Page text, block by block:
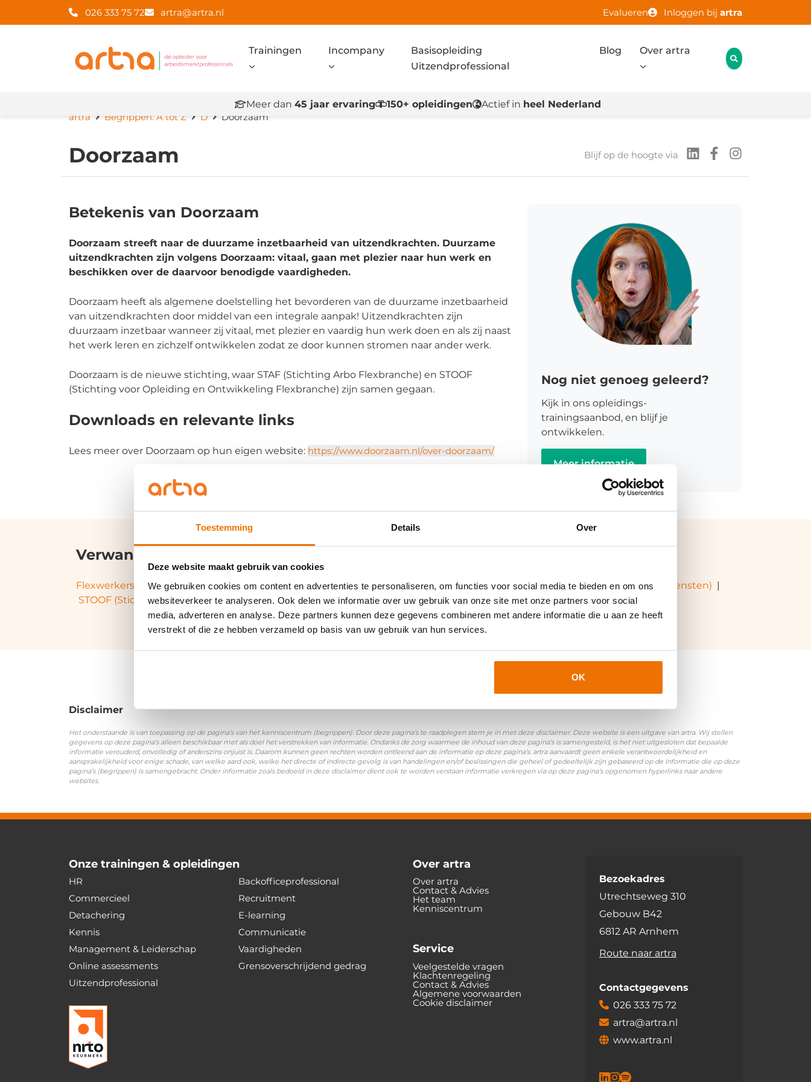
Toestemming Details Over
Deze website maakt gebruik van cookies
We gebruiken cookies om content en advertenties te personaliseren, om functies voor social media te bieden en om ons
websiteverkeer te analyseren. Ook delen we informatie over uw gebruik van onze site met onze partners voor social
media, adverteren en analyse. Deze partners kunnen deze gegevens combineren met andere informatie die u aan ze heeft
verstrekt of die ze hebben verzameld op basis van uw gebruik van hun services.
OK
026 333 75 72 artra@artra.nl Evalueren Inloggen bij artra
Trainingen Incompany
Basisopleiding
Uitzendprofessional
Blog Over artra
Meer dan 45 jaar ervaring 150+ opleidingen Actief in heel Nederland
artra
Begrippen: A tot Z D Doorzaam
Doorzaam Blijf op de hoogte via
Betekenis van Doorzaam
Doorzaam streeft naar de duurzame inzetbaarheid van uitzendkrachten. Duurzame
uitzendkrachten zijn volgens Doorzaam: vitaal, gaan met plezier naar hun werk en
beschikken over de daarvoor benodigde vaardigheden.
Doorzaam heeft als algemene doelstelling het bevorderen van de duurzame inzetbaarheid
van uitzendkrachten door middel van een integrale aanpak! Uitzendkrachten zijn
duurzaam inzetbaar wanneer zij vitaal, met plezier en vaardig hun werk doen en als zij naast
het werk leren en zichzelf ontwikkelen zodat ze door kunnen stromen naar ander werk.
Doorzaam is de nieuwe stichting, waar STAF (Stichting Arbo Flexbranche) en STOOF
(Stichting voor Opleiding en Ontwikkeling Flexbranche) zijn samen gegaan.
Downloads en relevante links
Lees meer over Doorzaam op hun eigen website: https://www.doorzaam.nl/over-doorzaam/
Nog niet genoeg geleerd?
Kijk in ons opleidings-
trainingsaanbod, en blijf je
ontwikkelen.
Meer informatie
Verwante termen en synoniemen:
Flexwerkers Langdurend zorgverlof|STAF (Stichting Arbo Flexbranche)| StiPP (Stichting Pensioenfonds voor Personeelsdiensten) |
STOOF (Stichting Opleiding en Ontwikkeling Flexbranche)
Disclaimer
Het onderstaande is van toepassing op de pagina’s van het kenniscentrum (begrippen). Door deze pagina’s te raadplegen stem je in met deze disclaimer. Deze website is een uitgave van artra. Wij stellen
gegevens op deze pagina’s alleen beschikbaar met als doel het verstrekken van informatie. Ondanks de zorg waarmee de inhoud van deze pagina’s is samengesteld, is het niet uitgesloten dat bepaalde
informatie verouderd, onvolledig of anderszins onjuist is. Daarom kunnen geen rechten worden ontleend aan de informatie op deze pagina’s. artra aanvaardt geen enkele verantwoordelijkheid en
aansprakelijkheid voor enige schade, van welke aard ook, welke het directe of indirecte gevolg is van handelingen en/of beslissingen die geheel of gedeeltelijk zijn gebaseerd op de informatie die op deze
pagina’s (begrippen) is samengebracht. Onder informatie zoals bedoeld in deze disclaimer dient ook te worden verstaan informatie verkregen via op deze pagina’s opgenomen hyperlinks naar andere
websites.
Onze trainingen & opleidingen
HR
Commercieel
Detachering
Kennis
Management & Leiderschap
Online assessments
Uitzendprofessional
Backofficeprofessional
Recruitment
E-learning
Communicatie
Vaardigheden
Grensoverschrijdend gedrag
Over artra
Over artra
Contact & Advies
Het team
Kenniscentrum
Service
Veelgestelde vragen
Klachtenregeling
Contact & Advies
Algemene voorwaarden
Cookie disclaimer
Bezoekadres
Utrechtseweg 310
Gebouw B42
6812 AR Arnhem
Route naar artra
Contactgegevens
026 333 75 72
artra@artra.nl
www.artra.nl